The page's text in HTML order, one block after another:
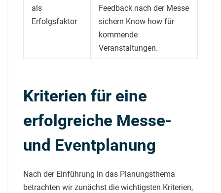
als
Erfolgsfaktor
Feedback nach der Messe
sichern Know-how für
kommende
Veranstaltungen.
Kriterien für eine
erfolgreiche Messe-
und Eventplanung
Nach der Einführung in das Planungsthema
betrachten wir zunächst die wichtigsten Kriterien,